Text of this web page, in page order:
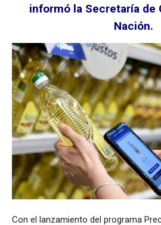
informó la Secretaría de
Nación.
Con el lanzamiento del programa